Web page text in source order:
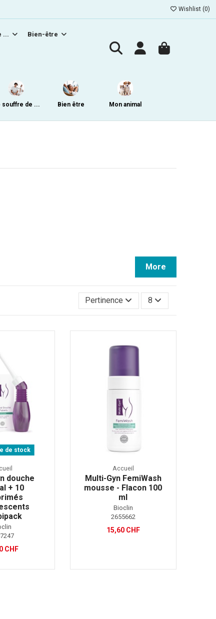
Wishlist (0)
... Bien-être
souffre de ... Bien être Mon animal
More
Pertinence 8
de stock
douche
+ 10
CHF
Accueil
Multi-Gyn FemiWash
mousse - Flacon 100
ml
Bioclin
2655662
15,60 CHF